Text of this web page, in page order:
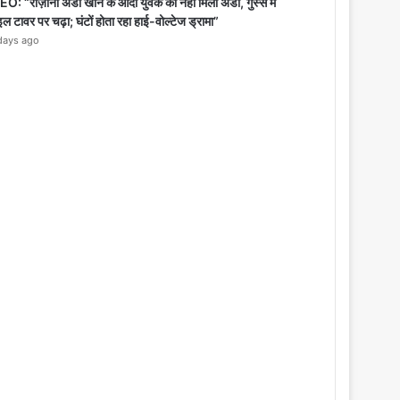
टावर पर चढ़ा; घंटों होता रहा हाई-वोल्टेज ड्रामा”
ago